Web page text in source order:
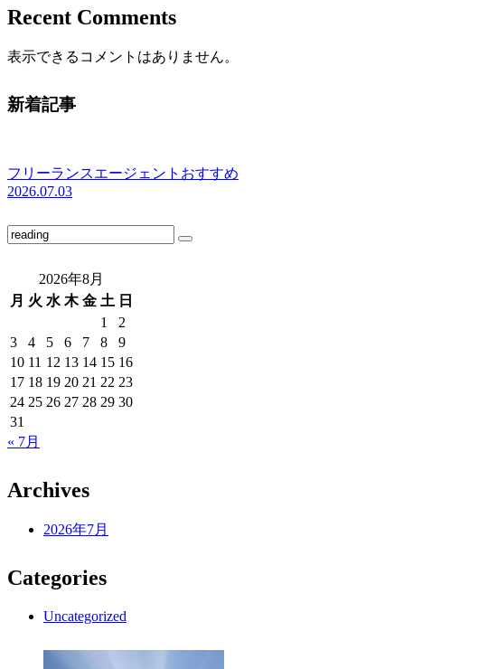
Recent Comments
表示できるコメントはありません。
新着記事
フリーランスエージェントおすすめ
2026.07.03
2026年8月
月 火 水 木 金 土 日
1
2
3
4 5 6 7 8
9
10 11 12 13 14 15 16
17 18 19 20 21 22 23
24 25 26 27 28 29 30
31
« 7月
Archives
2026年7月
Categories
Uncategorized